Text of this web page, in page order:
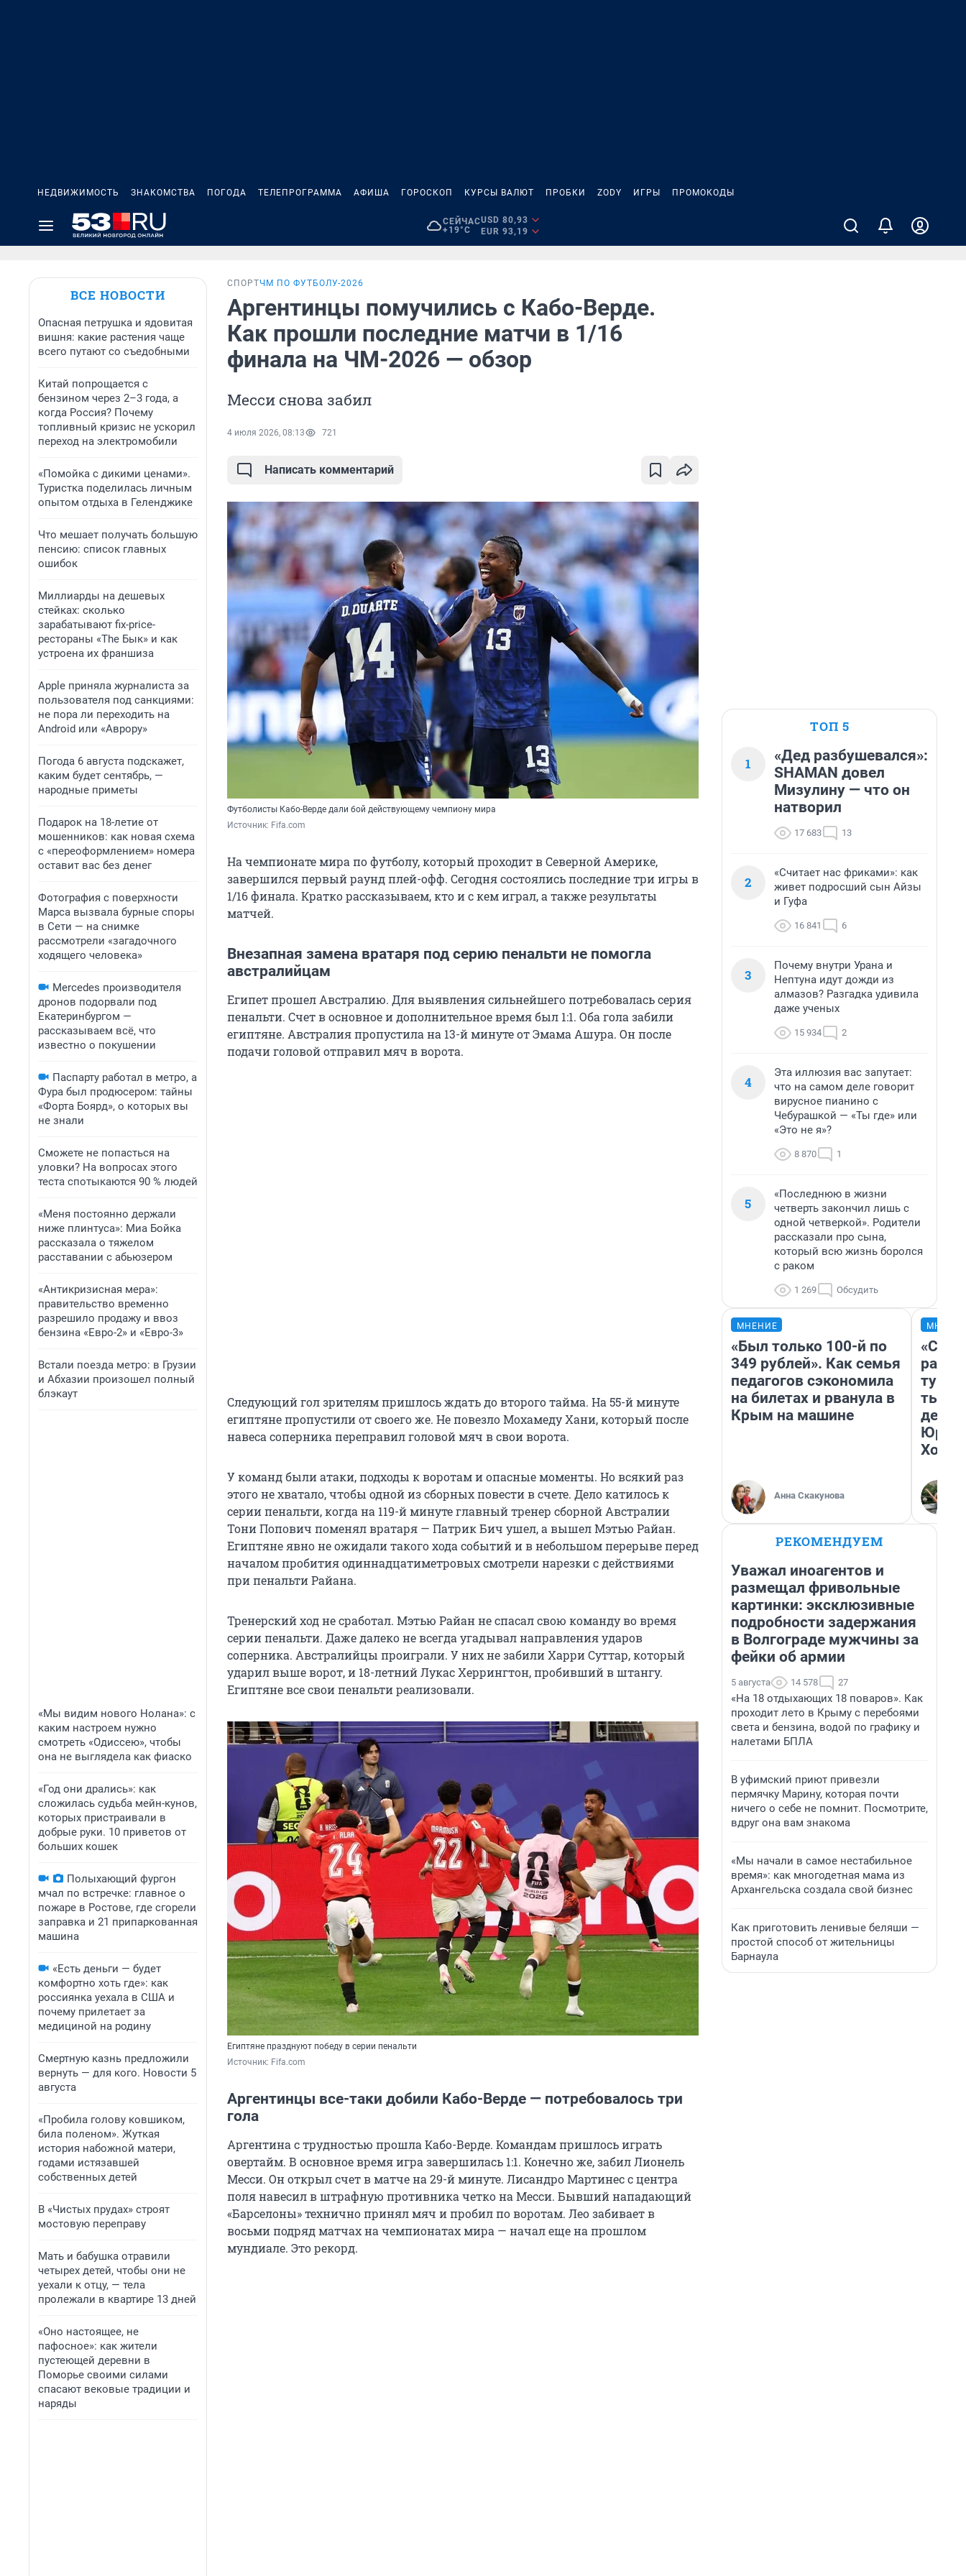
НЕДВИЖИМОСТЬ ЗНАКОМСТВА ПОГОДА ТЕЛЕПРОГРАММА АФИША ГОРОСКОП КУРСЫ ВАЛЮТ ПРОБКИ ZODY ИГРЫ ПРОМОКОДЫ
СЕЙЧАС
+19°C
USD 80,93
EUR 93,19
ВСЕ НОВОСТИ
Опасная петрушка и ядовитая
вишня: какие растения чаще
всего путают со съедобными
Китай попрощается с
бензином через 2–3 года, а
когда Россия? Почему
топливный кризис не ускорил
переход на электромобили
«Помойка с дикими ценами».
Туристка поделилась личным
опытом отдыха в Геленджике
Что мешает получать большую
пенсию: список главных
ошибок
Миллиарды на дешевых
стейках: сколько
зарабатывают fix-price-
рестораны «The Бык» и как
устроена их франшиза
Apple приняла журналиста за
пользователя под санкциями:
не пора ли переходить на
Android или «Аврору»
Погода 6 августа подскажет,
каким будет сентябрь, —
народные приметы
Подарок на 18-летие от
мошенников: как новая схема
с «переоформлением» номера
оставит вас без денег
Фотография с поверхности
Марса вызвала бурные споры
в Сети — на снимке
рассмотрели «загадочного
ходящего человека»
Mercedes производителя
дронов подорвали под
Екатеринбургом —
рассказываем всё, что
известно о покушении
Паспарту работал в метро, а
Фура был продюсером: тайны
«Форта Боярд», о которых вы
не знали
Сможете не попасться на
уловки? На вопросах этого
теста спотыкаются 90 % людей
«Меня постоянно держали
ниже плинтуса»: Миа Бойка
рассказала о тяжелом
расставании с абьюзером
«Антикризисная мера»:
правительство временно
разрешило продажу и ввоз
бензина «Евро-2» и «Евро-3»
Встали поезда метро: в Грузии
и Абхазии произошел полный
блэкаут
«Мы видим нового Нолана»: с
каким настроем нужно
смотреть «Одиссею», чтобы
она не выглядела как фиаско
«Год они дрались»: как
сложилась судьба мейн-кунов,
которых пристраивали в
добрые руки. 10 приветов от
больших кошек
Полыхающий фургон
мчал по встречке: главное о
пожаре в Ростове, где сгорели
заправка и 21 припаркованная
машина
«Есть деньги — будет
комфортно хоть где»: как
россиянка уехала в США и
почему прилетает за
медициной на родину
Смертную казнь предложили
вернуть — для кого. Новости 5
августа
«Пробила голову ковшиком,
била поленом». Жуткая
история набожной матери,
годами истязавшей
собственных детей
В «Чистых прудах» строят
мостовую переправу
Мать и бабушка отравили
четырех детей, чтобы они не
уехали к отцу, — тела
пролежали в квартире 13 дней
«Оно настоящее, не
пафосное»: как жители
пустеющей деревни в
Поморье своими силами
спасают вековые традиции и
наряды
СПОРТЧМ ПО ФУТБОЛУ-2026
Аргентинцы помучились с Кабо-Верде.
Как прошли последние матчи в 1/16
финала на ЧМ-2026 — обзор
Месси снова забил
4 июля 2026, 08:13 721
Написать комментарий
Футболисты Кабо-Верде дали бой действующему чемпиону мира
Источник: Fifa.com
На чемпионате мира по футболу, который проходит в Северной Америке,
завершился первый раунд плей-офф. Сегодня состоялись последние три игры в
1/16 финала. Кратко рассказываем, кто и с кем играл, а также результаты
матчей.
Внезапная замена вратаря под серию пенальти не помогла
австралийцам
Египет прошел Австралию. Для выявления сильнейшего потребовалась серия
пенальти. Счет в основное и дополнительное время был 1:1. Оба гола забили
египтяне. Австралия пропустила на 13-й минуте от Эмама Ашура. Он после
подачи головой отправил мяч в ворота.
Следующий гол зрителям пришлось ждать до второго тайма. На 55-й минуте
египтяне пропустили от своего же. Не повезло Мохамеду Хани, который после
навеса соперника переправил головой мяч в свои ворота.
У команд были атаки, подходы к воротам и опасные моменты. Но всякий раз
этого не хватало, чтобы одной из сборных повести в счете. Дело катилось к
серии пенальти, когда на 119-й минуте главный тренер сборной Австралии
Тони Попович поменял вратаря — Патрик Бич ушел, а вышел Мэтью Райан.
Египтяне явно не ожидали такого хода событий и в небольшом перерыве перед
началом пробития одиннадцатиметровых смотрели нарезки с действиями
при пенальти Райана.
Тренерский ход не сработал. Мэтью Райан не спасал свою команду во время
серии пенальти. Даже далеко не всегда угадывал направления ударов
соперника. Австралийцы проиграли. У них не забили Харри Суттар, который
ударил выше ворот, и 18-летний Лукас Херрингтон, пробивший в штангу.
Египтяне все свои пенальти реализовали.
Египтяне празднуют победу в серии пенальти
Источник: Fifa.com
Аргентинцы все-таки добили Кабо-Верде — потребовалось три
гола
Аргентина с трудностью прошла Кабо-Верде. Командам пришлось играть
овертайм. В основное время игра завершилась 1:1. Конечно же, забил Лионель
Месси. Он открыл счет в матче на 29-й минуте. Лисандро Мартинес с центра
поля навесил в штрафную противника четко на Месси. Бывший нападающий
«Барселоны» технично принял мяч и пробил по воротам. Лео забивает в
восьми подряд матчах на чемпионатах мира — начал еще на прошлом
мундиале. Это рекорд.
ТОП 5
1
«Дед разбушевался»:
SHAMAN довел
Мизулину — что он
натворил
17 683 13
2
«Считает нас фриками»: как
живет подросший сын Айзы
и Гуфа
16 841 6
3
Почему внутри Урана и
Нептуна идут дожди из
алмазов? Разгадка удивила
даже ученых
15 934 2
4
Эта иллюзия вас запутает:
что на самом деле говорит
вирусное пианино с
Чебурашкой — «Ты где» или
«Это не я»?
8 870 1
5
«Последнюю в жизни
четверть закончил лишь с
одной четверкой». Родители
рассказали про сына,
который всю жизнь боролся
с раком
1 269 Обсудить
МНЕНИЕ
«Был только 100-й по
349 рублей». Как семья
педагогов сэкономила
на билетах и рванула в
Крым на машине
Анна Скакунова
день
РЕКОМЕНДУЕМ
Уважал иноагентов и
размещал фривольные
картинки: эксклюзивные
подробности задержания
в Волгограде мужчины за
фейки об армии
5 августа 14 578 27
«На 18 отдыхающих 18 поваров». Как
проходит лето в Крыму с перебоями
света и бензина, водой по графику и
налетами БПЛА
В уфимский приют привезли
пермячку Марину, которая почти
ничего о себе не помнит. Посмотрите,
вдруг она вам знакома
«Мы начали в самое нестабильное
время»: как многодетная мама из
Архангельска создала свой бизнес
Как приготовить ленивые беляши —
простой способ от жительницы
Барнаула